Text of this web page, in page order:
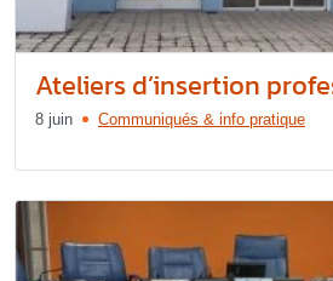
Ateliers d’insertion
8 juin Communiqués & info pratique